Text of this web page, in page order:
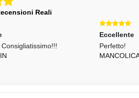
Reali
Eccellente
Perfetto!